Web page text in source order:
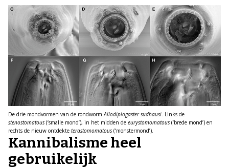
De drie mondvormen van de rondworm Allodiplogaster sudhausi . Links de
stenostomatous (‘smalle mond’), in het midden de eurystomomatous (‘brede mond’) en
rechts de nieuw ontdekte terastomomatous (‘monstermond’).
Kannibalisme heel
gebruikelijk